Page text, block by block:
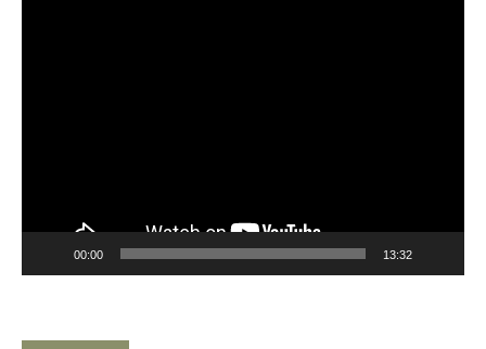
00:00 13:32